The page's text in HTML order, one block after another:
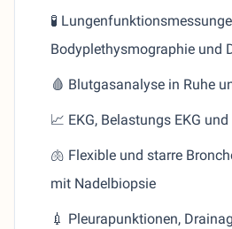
🧪
Bodyplethysmographie und
🩸 Blutgasanalyse in Ruhe
📈 EKG, Belastungs EKG
🫁 Flexible und starre
mit Nadelbiopsie
💉 Pleurapunktionen,